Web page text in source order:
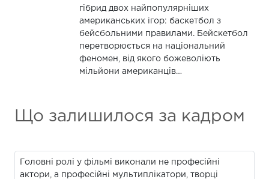
гібрид двох найпопулярніших
американських ігор: баскетбол з
бейсбольними правилами. Бейскетбол
перетворюється на національний
феномен, від якого божеволіють
мільйони американців…
Що залишилося за кадром
Головні ролі у фільмі виконали не професійні
актори, а професійні мультиплікатори, творці